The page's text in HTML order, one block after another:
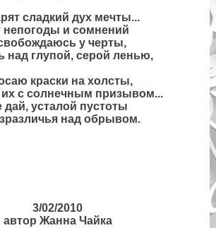
сладкий дух мечты...
непогоды и сомнений
у черты,
над глупой, серой ленью,
краски на холсты,
с солнечным призывом...
дай, усталой пустоты
над обрывом.
3/02/2010
автор Жанна Чайка